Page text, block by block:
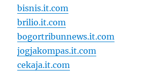
bisnis.it.com
brilio.it.com
bogortribunnews.it.com
jogjakompas.it.com
cekaja.it.com